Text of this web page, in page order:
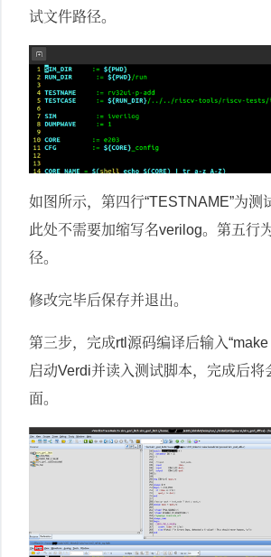
试文件路径。
如图所示，第四行“TESTNAME”为测
此处不需要加缩写名verilog。第五行
径。
修改完毕后保存并退出。
第三步，完成rtl源码编译后输入
启动Verdi并读入测试脚本，完成后将
面。